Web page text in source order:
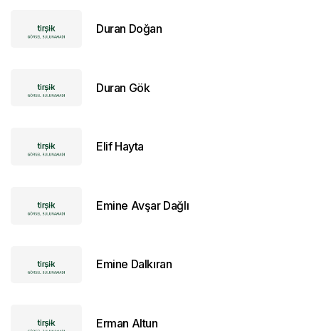
Duran Doğan
Duran Gök
Elif Hayta
Emine Avşar Dağlı
Emine Dalkıran
Erman Altun